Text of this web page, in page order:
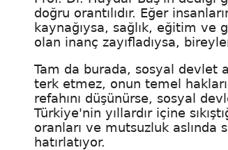
doğru orantılıdır. Eğer
kaynağıysa, sağlık, eğitim
olan inanç zayıfladıysa,
Tam da burada, sosyal devlet
terk etmez, onun temel
refahını düşünürse, sosyal
Türkiye'nin yıllardır içine
oranları ve mutsuzluk
hatırlatıyor.